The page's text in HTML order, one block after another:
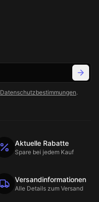
Datenschutzbestimmungen.
Aktuelle Rabatte
Spare bei jedem Kauf
Versandinformationen
Alle Details zum Versand